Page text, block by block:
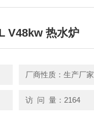
V48kw 热水炉
厂商性质：生产厂家
访 问 量：2164